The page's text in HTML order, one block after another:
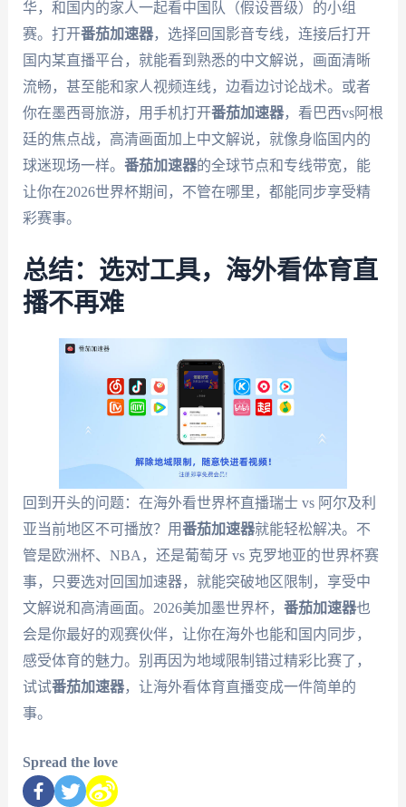
华，和国内的家人一起看中国队（假设晋级）的小组
赛。打开番茄加速器，选择回国影音专线，连接后打开
国内某直播平台，就能看到熟悉的中文解说，画面清晰
流畅，甚至能和家人视频连线，边看边讨论战术。或者
你在墨西哥旅游，用手机打开番茄加速器，看巴西vs阿根
廷的焦点战，高清画面加上中文解说，就像身临国内的
球迷现场一样。 番茄加速器的全球节点和专线带宽，能
让你在2026世界杯期间，不管在哪里，都能同步享受精
彩赛事。
总结：选对工具，海外看体育直
播不再难
回到开头的问题：在海外看世界杯直播瑞士 vs 阿尔及利
亚当前地区不可播放？用番茄加速器就能轻松解决。不
管是欧洲杯、NBA，还是葡萄牙 vs 克罗地亚的世界杯赛
事，只要选对回国加速器，就能突破地区限制，享受中
文解说和高清画面。2026美加墨世界杯， 番茄加速器也
会是你最好的观赛伙伴，让你在海外也能和国内同步，
感受体育的魅力。别再因为地域限制错过精彩比赛了，
试试番茄加速器，让海外看体育直播变成一件简单的
事。
Spread the love